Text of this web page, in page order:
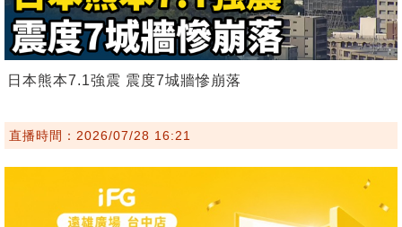
日本熊本7.1強震 震度7城牆慘崩落
直播時間：2026/07/28 16:21